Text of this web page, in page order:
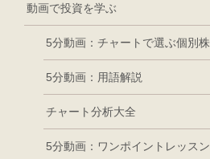
動画で投資を学ぶ
5分動画：チャートで選ぶ個別株
5分動画：用語解説
チャート分析大全
5分動画：ワンポイントレッスン